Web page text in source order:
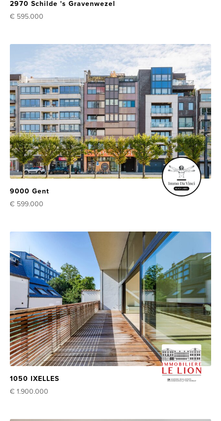
2970 Schilde 's Gravenwezel
€ 595.000
9000 Gent
€ 599.000
1050 IXELLES
€ 1.900.000